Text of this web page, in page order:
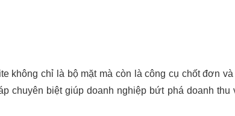
không chỉ là bộ mặt mà còn là công cụ chốt đơn
chuyên biệt giúp doanh nghiệp bứt phá doanh